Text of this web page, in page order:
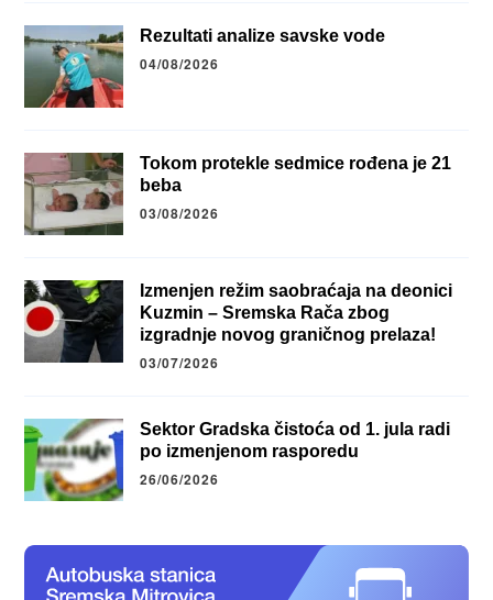
Rezultati analize savske vode
04/08/2026
Tokom protekle sedmice rođena je 21
beba
03/08/2026
Izmenjen režim saobraćaja na deonici
Kuzmin – Sremska Rača zbog
izgradnje novog graničnog prelaza!
03/07/2026
Sektor Gradska čistoća od 1. jula radi
po izmenjenom rasporedu
26/06/2026